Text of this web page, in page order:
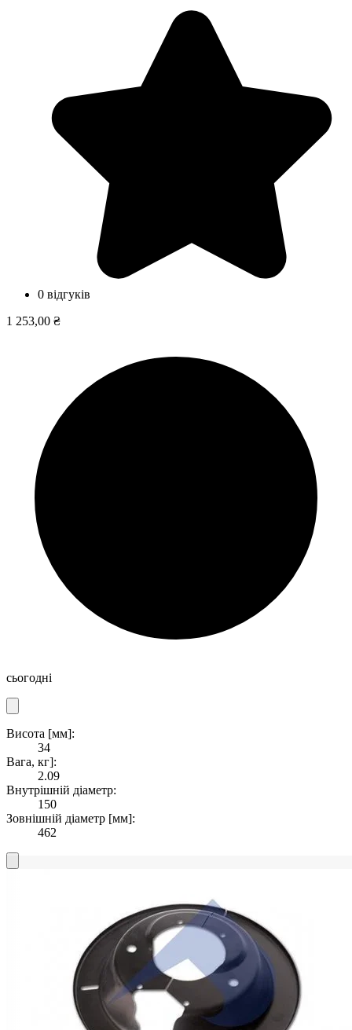
0 відгуків
1 253,00 ₴
сьогодні
Висота [мм]:
34
Вага, кг]:
2.09
Внутрішній діаметр:
150
Зовнішній діаметр [мм]:
462